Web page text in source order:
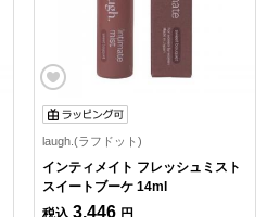
laugh.(ラフドット)
インティメイト フレッシュミスト
スイートブーケ 14ml
税込 3,446 円